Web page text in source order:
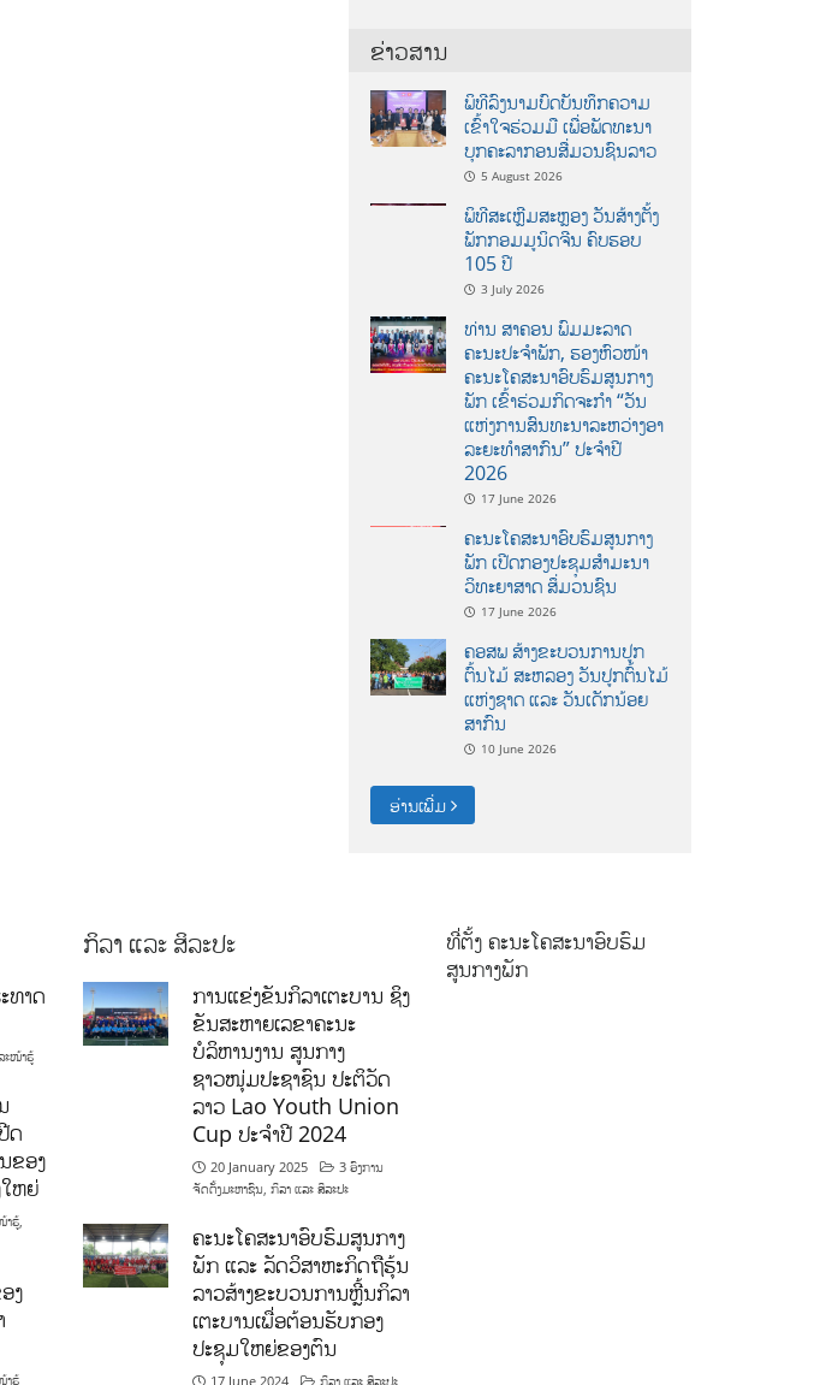
ຂ່າວສານ
ພິທີລົງນາມບົດບັນທຶກຄວາມ
ເຂົ້າໃຈຮ່ວມມື ເພື່ອພັດທະນາ
ບຸກຄະລາກອນສື່ມວນຊົນລາວ
5 August 2026
ພິທີສະເຫຼີມສະຫຼອງ ວັນສ້າງຕັ້ງ
ພັກກອມມູນິດຈີນ ຄົບຮອບ
105 ປີ
3 July 2026
ທ່ານ ສາຄອນ ພົມມະລາດ
ຄະນະປະຈໍາພັກ, ຮອງຫົວໜ້າ
ຄະນະໂຄສະນາອົບຮົມສູນກາງ
ພັກ ເຂົ້າຮ່ວມກິດຈະກຳ “ວັນ
ແຫ່ງການສົນທະນາລະຫວ່າງອາ
ລະຍະທຳສາກົນ” ປະຈຳປີ
2026
17 June 2026
ຄະນະໂຄສະນາອົບຮົມສູນກາງ
ພັກ ເປີດກອງປະຊຸມສຳມະນາ
ວິທະຍາສາດ ສຶ່ມວນຊົນ
17 June 2026
ຄອສພ ສ້າງຂະບວນການປູກ
ຕົ້ນໄມ້ ສະຫລອງ ວັນປູກຕົ້ນໄມ້
ແຫ່ງຊາດ ແລະ ວັນເດັກນ້ອຍ
ສາກົນ
10 June 2026
ອ່ານເພີ່ມ
ທາດ
ະໜ້າຮູ້
ດ
ຂອງ
ຫຍ່
າຮູ້,
ງ
າຮູ້
ກິລາ ແລະ ສິລະປະ
ການແຂ່ງຂັນກິລາເຕະບານ ຊິງ
ຂັນສະຫາຍເລຂາຄະນະ
ບໍລິຫານງານ ສູນກາງ
ຊາວໜຸ່ມປະຊາຊົນ ປະຕິວັດ
ລາວ Lao Youth Union
Cup ປະຈຳປີ 2024
20 January 2025
3 ອົງການ
ຈັດຕັ້ງມະຫາຊົນ, ກິລາ ແລະ ສິລະປະ
ຄະນະໂຄສະນາອົບຮົມສູນກາງ
ພັກ ແລະ ລັດວິສາຫະກິດຖືຮຸ້ນ
ລາວສ້າງຂະບວນການຫຼີ້ນກິລາ
ເຕະບານເພື່ອຕ້ອນຮັບກອງ
ປະຊຸມໃຫຍ່ຂອງຕົນ
17 June 2024 ກິລາ ແລະ ສິລະປະ
ທີ່ຕັ້ງ ຄະນະໂຄສະນາອົບຮົມ
ສູນກາງພັກ